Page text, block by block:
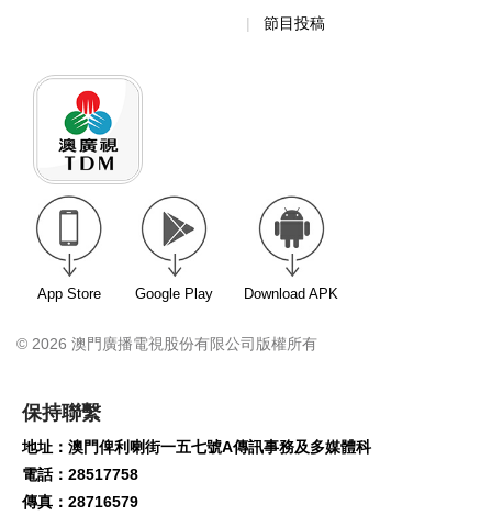
節目投稿
App Store Google Play Download APK
© 2026 澳門廣播電視股份有限公司版權所有
保持聯繫
地址：澳門俾利喇街一五七號A傳訊事務及多媒體科
電話：28517758
傳真：28716579